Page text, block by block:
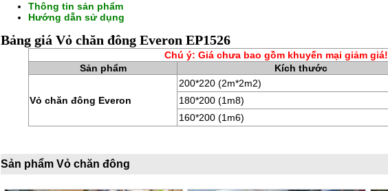
Thông tin sản phẩm
Hướng dẫn sử dụng
Bảng giá Vỏ chăn đông Everon EP1526
Chú ý: Giá chưa bao gồm khuyến mại giảm giá!
Sản phẩm
Kích thước
Vỏ chăn đông Everon
200*220 (2m*2m2)
180*200 (1m8)
160*200 (1m6)
Sản phẩm Vỏ chăn đông